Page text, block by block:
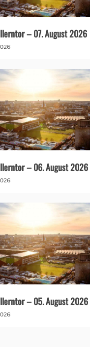
– 07. August 2026
– 06. August 2026
– 05. August 2026